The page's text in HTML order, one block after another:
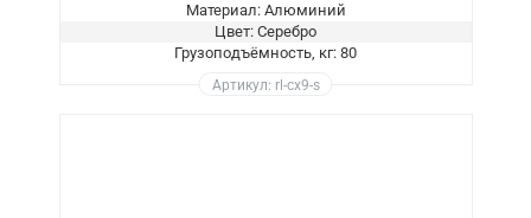
Материал: Алюминий
Цвет: Серебро
Грузоподъёмность, кг: 80
Артикул: rl-cx9-s